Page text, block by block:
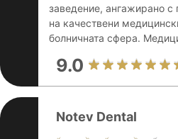
заведение, ангажирано с
на качествени
болничната сфера.
9.0
Notev Dental